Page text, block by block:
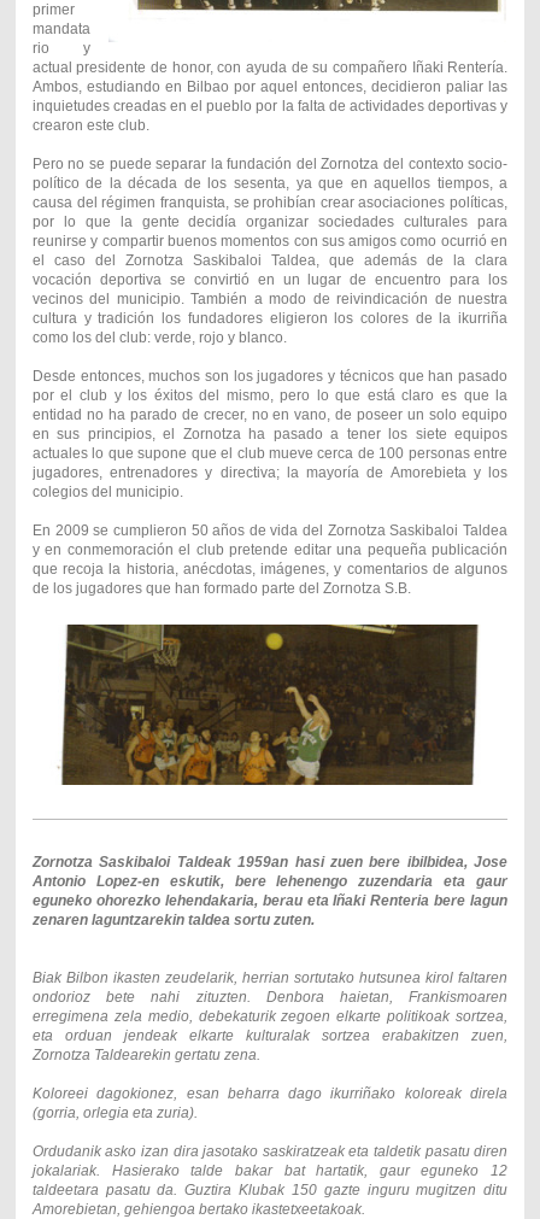
primer
mandata
rio y
actual presidente de honor, con ayuda de su compañero Iñaki Rentería.
Ambos, estudiando en Bilbao por aquel entonces, decidieron paliar las
inquietudes creadas en el pueblo por la falta de actividades deportivas y
crearon este club.
Pero no se puede separar la fundación del Zornotza del contexto socio-
político de la década de los sesenta, ya que en aquellos tiempos, a
causa del régimen franquista, se prohibían crear asociaciones políticas,
por lo que la gente decidía organizar sociedades culturales para
reunirse y compartir buenos momentos con sus amigos como ocurrió en
el caso del Zornotza Saskibaloi Taldea, que además de la clara
vocación deportiva se convirtió en un lugar de encuentro para los
vecinos del municipio. También a modo de reivindicación de nuestra
cultura y tradición los fundadores eligieron los colores de la ikurriña
como los del club: verde, rojo y blanco.
Desde entonces, muchos son los jugadores y técnicos que han pasado
por el club y los éxitos del mismo, pero lo que está claro es que la
entidad no ha parado de crecer, no en vano, de poseer un solo equipo
en sus principios, el Zornotza ha pasado a tener los siete equipos
actuales lo que supone que el club mueve cerca de 100 personas entre
jugadores, entrenadores y directiva; la mayoría de Amorebieta y los
colegios del municipio.
En 2009 se cumplieron 50 años de vida del Zornotza Saskibaloi Taldea
y en conmemoración el club pretende editar una pequeña publicación
que recoja la historia, anécdotas, imágenes, y comentarios de algunos
de los jugadores que han formado parte del Zornotza S.B.
Zornotza Saskibaloi Taldeak 1959an hasi zuen bere ibilbidea, Jose
Antonio Lopez-en eskutik, bere lehenengo zuzendaria eta gaur
eguneko ohorezko lehendakaria, berau eta Iñaki Renteria bere lagun
zenaren laguntzarekin taldea sortu zuten.
Biak Bilbon ikasten zeudelarik, herrian sortutako hutsunea kirol faltaren
ondorioz bete nahi zituzten. Denbora haietan, Frankismoaren
erregimena zela medio, debekaturik zegoen elkarte politikoak sortzea,
eta orduan jendeak elkarte kulturalak sortzea erabakitzen zuen,
Zornotza Taldearekin gertatu zena.
Koloreei dagokionez, esan beharra dago ikurriñako koloreak direla
(gorria, orlegia eta zuria).
Ordudanik asko izan dira jasotako saskiratzeak eta taldetik pasatu diren
jokalariak. Hasierako talde bakar bat hartatik, gaur eguneko 12
taldeetara pasatu da. Guztira Klubak 150 gazte inguru mugitzen ditu
Amorebietan, gehiengoa bertako ikastetxeetakoak.